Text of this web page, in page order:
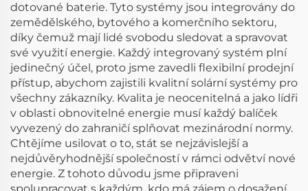
dotované baterie. Tyto systémy jsou integrovány do
zemědělského, bytového a komerčního sektoru,
díky čemuž mají lidé svobodu sledovat a spravovat
své využití energie. Každý integrovaný systém plní
jedinečný účel, proto jsme zavedli flexibilní prodejní
přístup, abychom zajistili kvalitní solární systémy pro
všechny zákazníky. Kvalita je neocenitelná a jako lídři
v oblasti obnovitelné energie musí každý balíček
vyvezený do zahraničí splňovat mezinárodní normy.
Chtějíme usilovat o to, stát se nejzávislejší a
nejdůvěryhodnější společností v rámci odvětví nové
energie. Z tohoto důvodu jsme připraveni